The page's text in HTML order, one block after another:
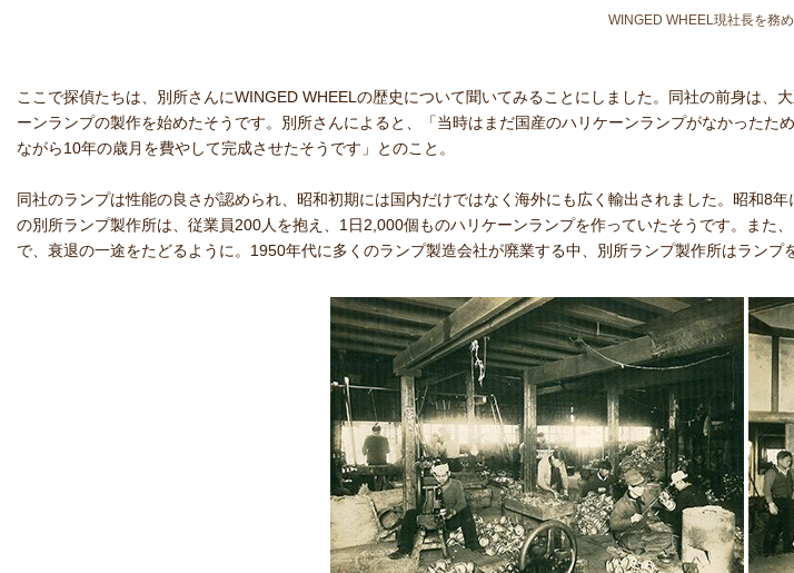
WINGED WHEEL現社長を務
ここで探偵たちは、別所さんにWINGED WHEELの歴史について聞いてみることにしました。同社の前身は
ーンランプの製作を始めたそうです。別所さんによると、「当時はまだ国産のハリケーンランプがなかった
ながら10年の歳月を費やして完成させたそうです」とのこと。
同社のランプは性能の良さが認められ、昭和初期には国内だけではなく海外にも広く輸出されました。昭和8
の別所ランプ製作所は、従業員200人を抱え、1日2,000個ものハリケーンランプを作っていたそうです。ま
で、衰退の一途をたどるように。1950年代に多くのランプ製造会社が廃業する中、別所ランプ製作所はラン